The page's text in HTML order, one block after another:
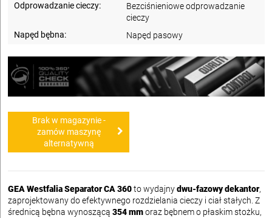
Odprowadzanie cieczy:
Bezciśnieniowe odprowadzanie
cieczy
Napęd bębna:
Napęd pasowy
Brak w magazynie -
zamów maszynę
alternatywną
GEA Westfalia Separator CA 360to wydajnydwu-fazowy dekantor,
zaprojektowany do efektywnego rozdzielania cieczy i ciał stałych. Z
średnicą bębna wynoszącą 354 mmoraz bębnem o płaskim stożku,